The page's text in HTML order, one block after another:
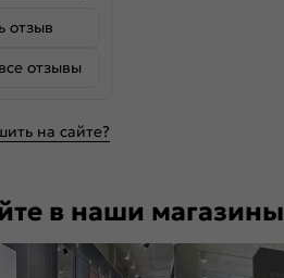
отзыв
отзывы
на сайте?
в наши магазины